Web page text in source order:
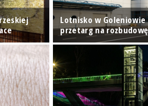
Lotnisko w Goleniowie
przetarg na